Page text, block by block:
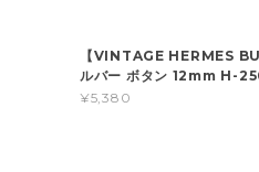
【VINTAGE HERMES
ルバー ボタン 12mm H-
¥5,380